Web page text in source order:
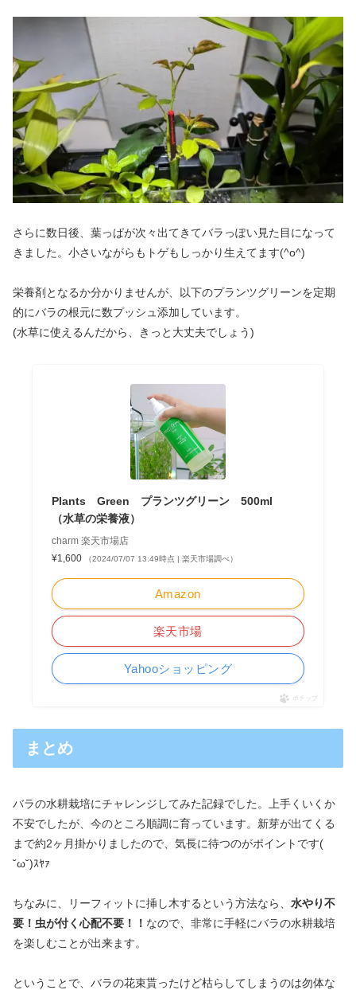
さらに数日後、葉っぱが次々出てきてバラっぽい見た目になって
きました。小さいながらもトゲもしっかり生えてます(^o^)
栄養剤となるか分かりませんが、以下のプランツグリーンを定期
的にバラの根元に数プッシュ添加しています。
(水草に使えるんだから、きっと大丈夫でしょう)
Plants Green プランツグリーン 500ml
（水草の栄養液）
charm 楽天市場店
¥1,600
（2024/07/07 13:49時点 | 楽天市場調べ）
Amazon
楽天市場
Yahooショッピング
ポチップ
まとめ
バラの水耕栽培にチャレンジしてみた記録でした。上手くいくか
不安でしたが、今のところ順調に育っています。新芽が出てくる
まで約2ヶ月掛かりましたので、気長に待つのがポイントです(
˘ω˘)ｽﾔｧ
ちなみに、リーフィットに挿し木するという方法なら、 水やり不
要！虫が付く心配不要！！ なので、非常に手軽にバラの水耕栽培
を楽しむことが出来ます。
ということで、バラの花束貰ったけど枯らしてしまうのは勿体な